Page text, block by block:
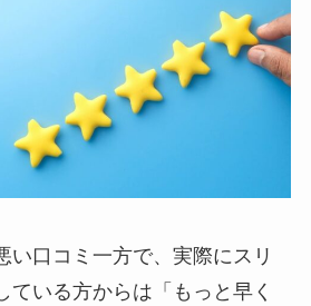
い口コミ一方で、実際にスリ
ている方からは「もっと早く